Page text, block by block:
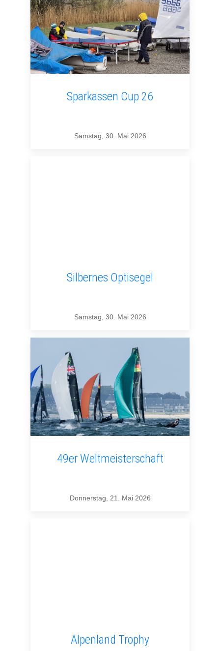
Sparkassen Cup 26
Samstag, 30. Mai 2026
Silbernes Optisegel
Samstag, 30. Mai 2026
49er Weltmeisterschaft
Donnerstag, 21. Mai 2026
Alpenland Trophy